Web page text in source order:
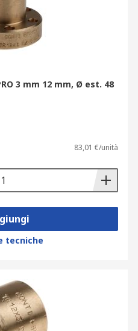
3 mm 12 mm, Ø est. 48
83,01 €/unità
tecniche